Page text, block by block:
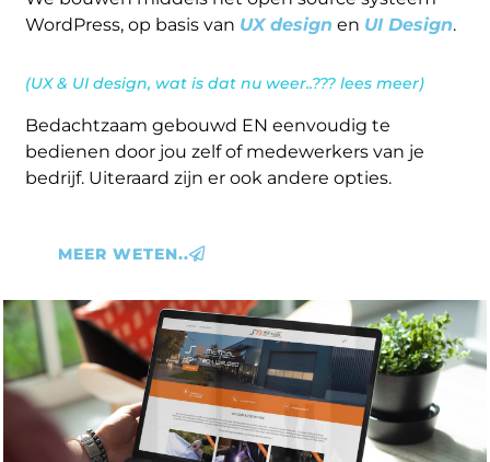
WordPress, op basis van UX design en UI Design.
(UX & UI design, wat is dat nu weer..??? lees meer)
Bedachtzaam gebouwd EN eenvoudig te
bedienen door jou zelf of medewerkers van je
bedrijf. Uiteraard zijn er ook andere opties.
MEER WETEN..